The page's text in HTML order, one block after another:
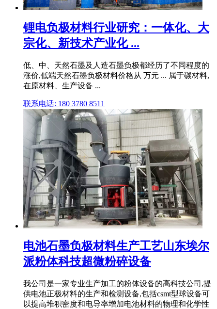
锂电负极材料行业研究：一体化、大
宗化、新技术产业化 ...
低、中、天然石墨及人造石墨负极都经历了不同程度的
涨价,低端天然石墨负极材料价格从 万元 ... 属于碳材料,
在原材料、生产设备 ...
联系电话: 180 3780 8511
电池石墨负极材料生产工艺山东埃尔
派粉体科技超微粉碎设备
我公司是一家专业生产加工的粉体设备的高科技公司,提
供电池正极材料的生产和检测设备,包括csmt型球设备可
以提高堆积密度和电导率增加电池材料的物理和化学性